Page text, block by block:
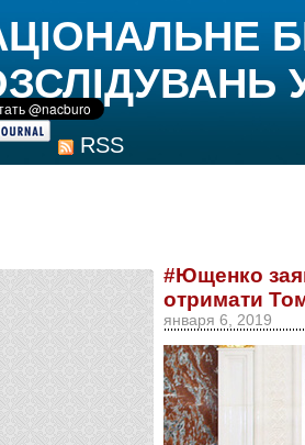
RSS
#Ющенко
отримати
января 6, 2019